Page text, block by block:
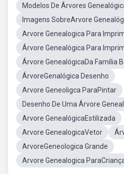
Modelos De Árvores
Imagens SobreArvore
Arvore Genealogica Para
Árvore Genealógica Para
Árvore GenealógicaDa Família
ÁrvoreGenalógica Desenho
Arvore Geneoligca ParaPintar
Desenho De Uma Árvore
Arvore GenealógicaEstilizada
Arvore GenealogicaVetor
ArvoreGeneologica Grande
Arvore Genealogica